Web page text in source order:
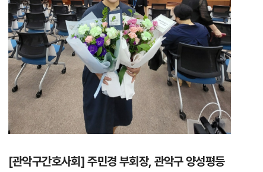
[관악구간호사회] 주민경 부회장, 관악구 양성평등